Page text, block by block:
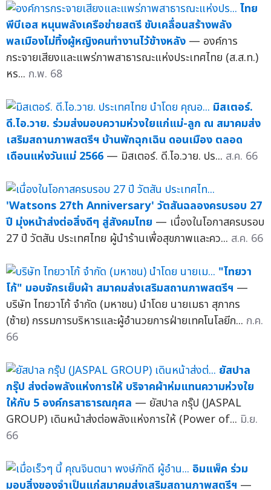
ไทย
พีบีเอส หนุนพลังเครือข่ายสตรี ขับเคลื่อนสร้างพลัง
พลเมืองไม่ทิ้งผู้หญิงคนทำงานไว้ข้างหลัง — องค์การ
กระจายเสียงและแพร่ภาพสาธารณะแห่งประเทศไทย (ส.ส.ท.)
หร... ก.พ. 68
มิสเตอร์.
ดี.ไอ.วาย. ร่วมส่งมอบความห่วงใยแก่แม่-ลูก ณ สมาคมส่ง
เสริมสถานภาพสตรีฯ บ้านพักฉุกเฉิน ดอนเมือง ตลอด
เดือนแห่งวันแม่ 2566 — มิสเตอร์. ดี.ไอ.วาย. ปร... ส.ค. 66
'Watsons 27th Anniversary' วัตสันฉลองครบรอบ 27
ปี มุ่งหน้าส่งต่อสิ่งดีๆ สู่สังคมไทย — เนื่องในโอกาสครบรอบ
27 ปี วัตสัน ประเทศไทย ผู้นำร้านเพื่อสุขภาพและคว... ส.ค. 66
"ไทยวา
โก้" มอบจักรเย็บผ้า สมาคมส่งเสริมสถานภาพสตรีฯ —
บริษัท ไทยวาโก้ จำกัด (มหาชน) นำโดย นายเมธา สุภากร
(ซ้าย) กรรมการบริหารและผู้อำนวยการฝ่ายเทคโนโลยีก... ก.ค.
66
ยัสปาล
กรุ๊ป ส่งต่อพลังแห่งการให้ บริจาคผ้าห่มแทนความห่วงใย
ให้กับ 5 องค์กรสาธารณกุศล — ยัสปาล กรุ๊ป (JASPAL
GROUP) เดินหน้าส่งต่อพลังแห่งการให้ (Power of... มิ.ย.
66
อิมแพ็ค ร่วม
มอบสิ่งของจำเป็นแก่สมาคมส่งเสริมสถานภาพสตรีฯ —